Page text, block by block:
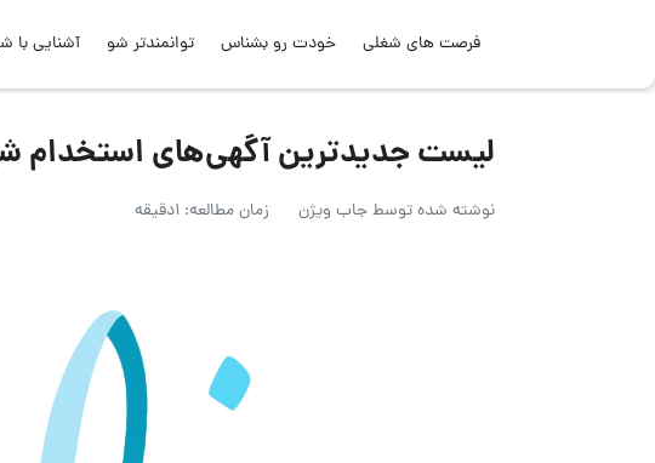
فرصت های شغلی خودت رو بشناس توانمندتر شو آشنایی با
لیست جدیدترین آگهی‌های استخدام شرکت
نوشته شده توسطجاب ویژن زمان مطالعه: 1دقیقه